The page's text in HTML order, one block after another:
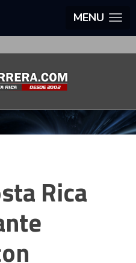
MENU
Rica